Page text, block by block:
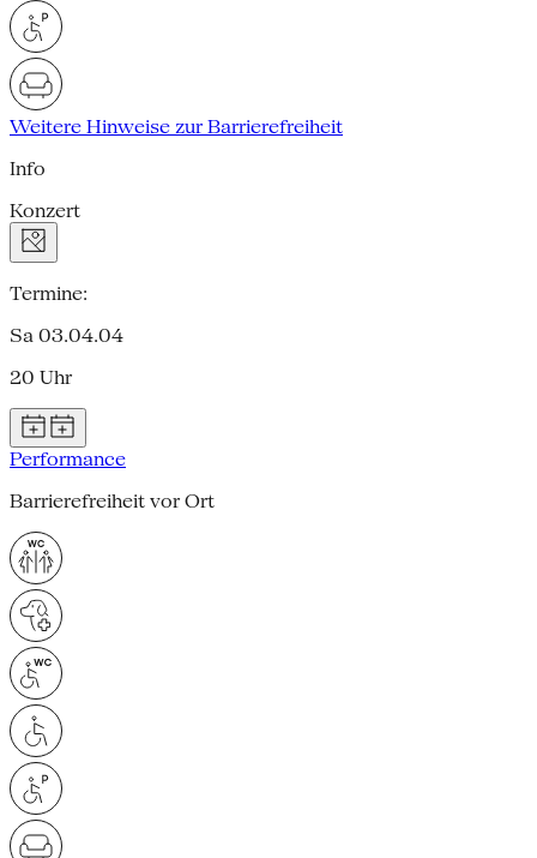
Weitere Hinweise zur Barrierefreiheit
Info
Konzert
Termine:
Sa 03.04.04
20 Uhr
Performance
Barrierefreiheit vor Ort